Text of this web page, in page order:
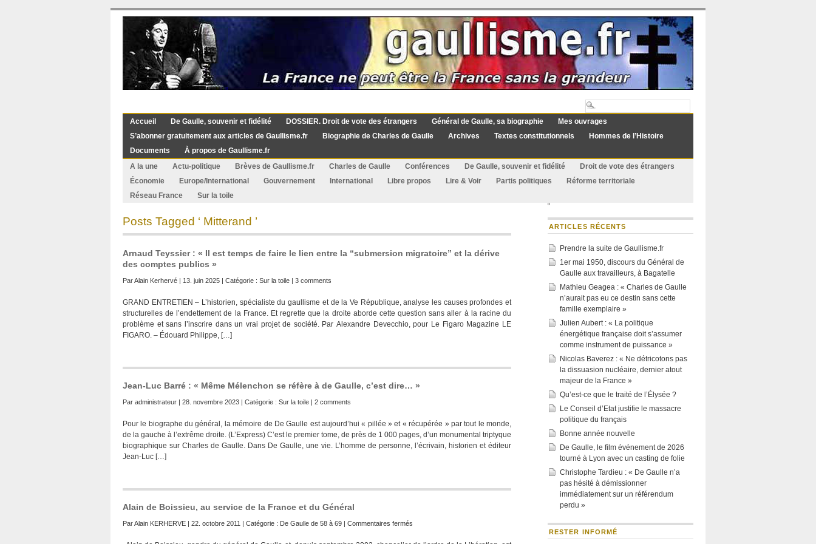
Accueil De Gaulle, souvenir et fidélité DOSSIER. Droit de vote des étrangers Général de Gaulle, sa biographie
Mes ouvrages
S’abonner gratuitement aux articles de Gaullisme.fr
Biographie de Charles de Gaulle Archives Textes constitutionnels
Hommes de l’Histoire
Documents
À propos de Gaullisme.fr
A la une
Actu-politique Brèves de Gaullisme.fr Charles de Gaulle Conférences De Gaulle, souvenir et fidélité
Droit de vote des étrangers
Économie
Europe/International Gouvernement International Libre propos Lire & Voir Partis politiques
Réforme territoriale
Réseau France
Sur la toile
Posts Tagged ‘ Mitterand ’
Arnaud Teyssier : « Il est temps de faire le lien entre la “submersion migratoire” et la dérive
des comptes publics »
ParAlain Kerhervé | 13. juin 2025 | Catégorie : Sur la toile | 3 comments
GRAND ENTRETIEN – L’historien, spécialiste du gaullisme et de la Ve République, analyse les causes profondes et
structurelles de l’endettement de la France. Et regrette que la droite aborde cette question sans aller à la racine du
problème et sans l’inscrire dans un vrai projet de société. Par Alexandre Devecchio, pour Le Figaro Magazine LE
FIGARO. – Édouard Philippe, […]
Jean-Luc Barré : « Même Mélenchon se réfère à de Gaulle, c’est dire… »
Par administrateur | 28. novembre 2023 | Catégorie : Sur la toile | 2 comments
Pour le biographe du général, la mémoire de De Gaulle est aujourd’hui « pillée » et « récupérée » par tout le monde,
de la gauche à l’extrême droite. (L’Express) C’est le premier tome, de près de 1 000 pages, d’un monumental triptyque
biographique sur Charles de Gaulle. Dans De Gaulle, une vie. L’homme de personne, l’écrivain, historien et éditeur
Jean-Luc […]
Alain de Boissieu, au service de la France et du Général
ParAlain KERHERVE | 22. octobre 2011 | Catégorie : De Gaulle de 58 à 69 | Commentaires fermés
ARTICLES RÉCENTS
Prendre la suite de Gaullisme.fr
1er mai 1950, discours du Général de
Gaulle aux travailleurs, à Bagatelle
Mathieu Geagea : « Charles de Gaulle
n’aurait pas eu ce destin sans cette
famille exemplaire »
Julien Aubert : « La politique
énergétique française doit s’assumer
comme instrument de puissance »
Nicolas Baverez : « Ne détricotons pas
la dissuasion nucléaire, dernier atout
majeur de la France »
Qu’est-ce que le traité de l’Élysée ?
Le Conseil d’Etat justifie le massacre
politique du français
Bonne année nouvelle
De Gaulle, le film événement de 2026
tourné à Lyon avec un casting de folie
Christophe Tardieu : « De Gaulle n’a
pas hésité à démissionner
immédiatement sur un référendum
perdu »
RESTER INFORMÉ